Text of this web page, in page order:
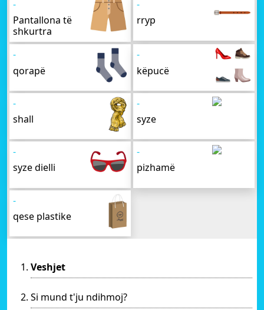
-
Pantallona të
shkurtra
-
rryp
-
qorapë
-
këpucë
-
shall
-
syze
-
syze dielli
-
pizhamë
-
qese plastike
Veshjet
Si mund t'ju ndihmoj?